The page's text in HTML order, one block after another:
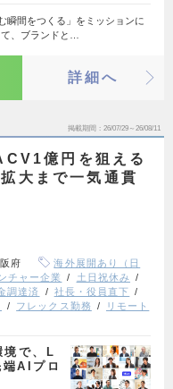
瞬間をつくる」をミッションに
、ブランドと…
詳細へ
掲載期間 26/07/29～26/08/11
億円を狙える
大まで一気通貫
府
海外展開あり（日
チャー企業
土日祝休み
調達済
社長・役員直下
フレックス勤務
リモート
境で、L
AIプロ